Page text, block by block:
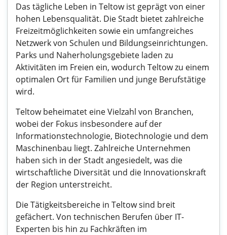
Das tägliche Leben in Teltow ist geprägt von einer
hohen Lebensqualität. Die Stadt bietet zahlreiche
Freizeitmöglichkeiten sowie ein umfangreiches
Netzwerk von Schulen und Bildungseinrichtungen.
Parks und Naherholungsgebiete laden zu
Aktivitäten im Freien ein, wodurch Teltow zu einem
optimalen Ort für Familien und junge Berufstätige
wird.
Teltow beheimatet eine Vielzahl von Branchen,
wobei der Fokus insbesondere auf der
Informationstechnologie, Biotechnologie und dem
Maschinenbau liegt. Zahlreiche Unternehmen
haben sich in der Stadt angesiedelt, was die
wirtschaftliche Diversität und die Innovationskraft
der Region unterstreicht.
Die Tätigkeitsbereiche in Teltow sind breit
gefächert. Von technischen Berufen über IT-
Experten bis hin zu Fachkräften im